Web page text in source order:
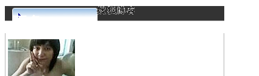
更多>>